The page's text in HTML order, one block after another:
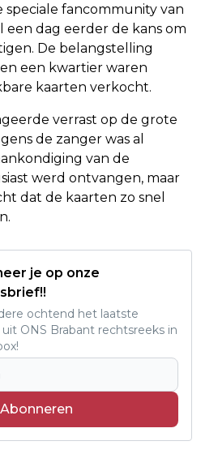
speciale fancommunity van
een dag eerder de kans om
De belangstelling
een kwartier waren
kaarten verkocht.
verrast op de grote
de zanger was al
van de
werd ontvangen, maar
dat de kaarten zo snel
je op onze
ochtend het laatste
ONS Brabant rechtsreeks in
Abonneren